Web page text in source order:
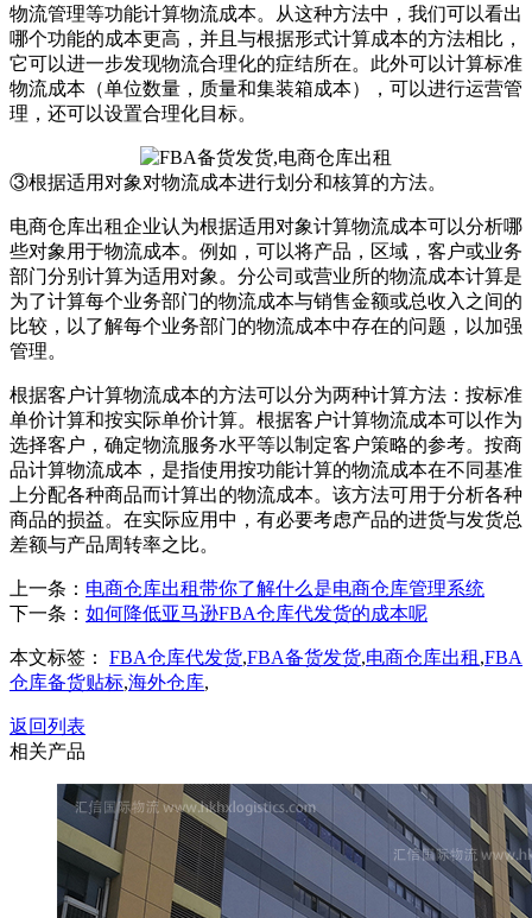
物流管理等功能计算物流成本。从这种方法中，我们可以看出
哪个功能的成本更高，并且与根据形式计算成本的方法相比，
它可以进一步发现物流合理化的症结所在。此外可以计算标准
物流成本（单位数量，质量和集装箱成本），可以进行运营管
理，还可以设置合理化目标。
③根据适用对象对物流成本进行划分和核算的方法。
电商仓库出租企业认为根据适用对象计算物流成本可以分析哪
些对象用于物流成本。例如，可以将产品，区域，客户或业务
部门分别计算为适用对象。分公司或营业所的物流成本计算是
为了计算每个业务部门的物流成本与销售金额或总收入之间的
比较，以了解每个业务部门的物流成本中存在的问题，以加强
管理。
根据客户计算物流成本的方法可以分为两种计算方法：按标准
单价计算和按实际单价计算。根据客户计算物流成本可以作为
选择客户，确定物流服务水平等以制定客户策略的参考。按商
品计算物流成本，是指使用按功能计算的物流成本在不同基准
上分配各种商品而计算出的物流成本。该方法可用于分析各种
商品的损益。在实际应用中，有必要考虑产品的进货与发货总
差额与产品周转率之比。
上一条： 电商仓库出租带你了解什么是电商仓库管理系统
下一条： 如何降低亚马逊FBA仓库代发货的成本呢
本文标签： FBA仓库代发货,FBA备货发货,电商仓库出租 ,FBA
仓库备货贴标,海外仓库,
返回列表
相关产品